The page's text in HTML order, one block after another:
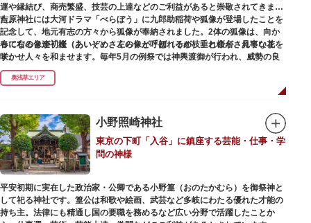
運や縁結び、商売繁盛、技芸の上達などのご利益があると崇敬されてきまし
た。
春になると逢初桜（あいぞめさくら）と呼ばれるが枝垂れ桜が、見事な花を
咲かせ人々を和ませます。毎年5月の例祭では神輿渡御が行われ、威勢の良
い掛け声とともに各町は活気にあふれます。
吉原弁財天は浅草名所七福神の一社・弁財天にあたり、七福神に関する授与
吉原神社には大河ドラマ「べらぼう」に九郎助稲荷や狐像が登場したことを
記念して、地元有志の方々から狐像が奉納されました。2体の狐像は、向か
って右の像が「逢（あい）」、左の像が「初（そめ）」と命名されていま
す。
奥浅草エリア
小野照崎神社
東京の下町「入谷」に鎮座する芸能・仕事・学
問の神様
平安初期に実在した政治家・公卿である小野篁（おのたかむら）を御祭神と
して祀る神社です。篁公は和歌や絵画、武芸など多岐にわたる優れた才能の
持ち主。法律にも精通し国の要職を務めるなど広い分野で活躍したことか